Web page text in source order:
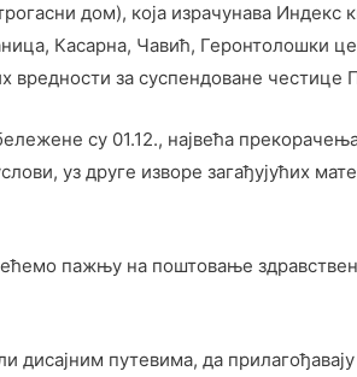
дом), која израчунава Индекс
Касарна, Чавић, Геронтолошки
вредности за суспендоване честице
су 01.12., највећа
уз друге изворе загађујућих
пажњу на поштовање
путевима, да